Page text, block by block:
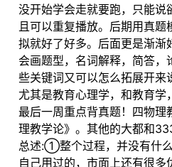
没开始学会走就要跑，只能
且可以重复播放。后期用真
拟就好了好多。后面更是渐
会画题型，名词解释，简答
些关键词又可以怎么拓展开来
尤其是教育心理学，和教育学
最后一周重点背真题！四物
理教学论》。其他的大都和
总述:①整个过程，并没有什
自己用过的，市面上还有很